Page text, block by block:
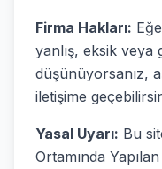
Firma Hakları:
yanlış, eksik veya
düşünüyorsanız,
iletişime
Yasal Uyarı: Bu
Ortamında